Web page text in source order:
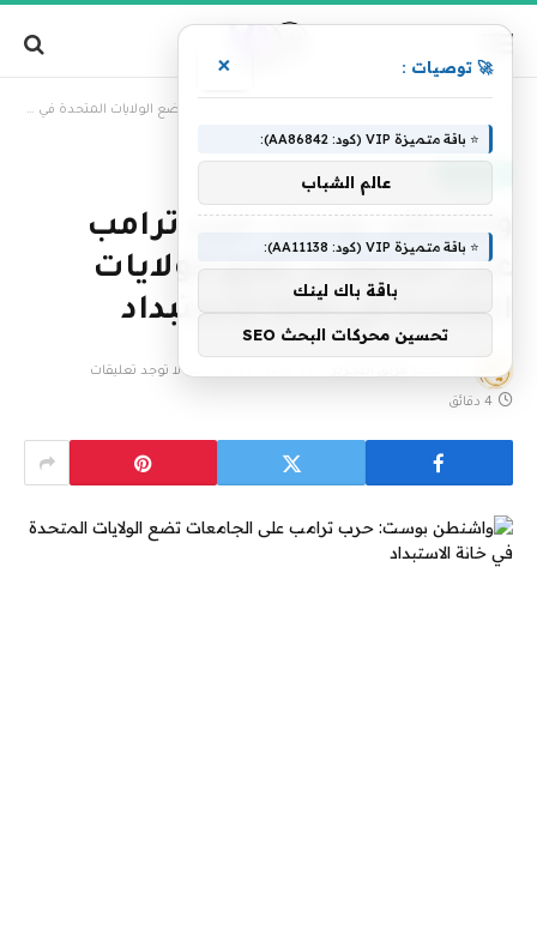
واشنطن بوست: حرب ترامب على الجامعات تضع الولايات المتحدة في خانة الاستبداد
واشنطن بوست: حرب ترامب
على الجامعات تضع الولايات
المتحدة في خانة الاستبداد
لا توجد تعليقات
4 دقائق
🚀 توصيات : ×
⭐ باقة متميزة VIP (كود: AA86842):
عالم الشباب
⭐ باقة متميزة VIP (كود: AA11138):
باقة باك لينك
تحسين محركات البحث SEO